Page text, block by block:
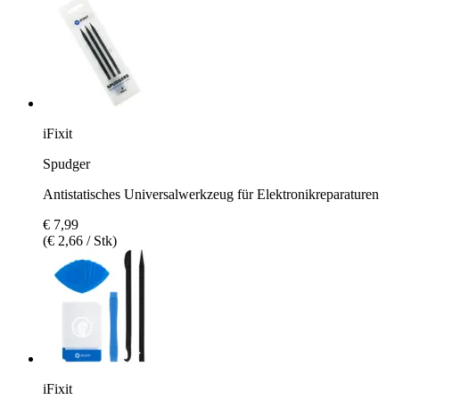
iFixit
Spudger
Antistatisches Universalwerkzeug für Elektronikreparaturen
€ 7,99
(€ 2,66 / Stk)
iFixit